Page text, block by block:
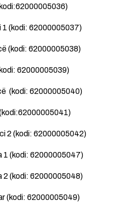
(kodi: 62000005037)
(kodi: 62000005038)
62000005039)
(kodi: 62000005040)
2 (kodi: 62000005042)
(kodi: 62000005047)
(kodi: 62000005048)
(kodi: 62000005049)